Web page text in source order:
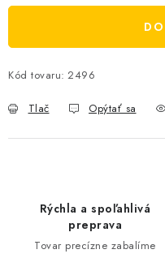
Vrátenie tovaru, výmena a
Kód tovaru: 2496
Tlač Opýtať sa
Rýchla a spoľahlivá
preprava
Tovar precízne zabalíme